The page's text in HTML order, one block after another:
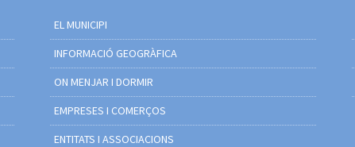
EL MUNICIPI
INFORMACIÓ GEOGRÀFICA
ON MENJAR I DORMIR
EMPRESES I COMERÇOS
ENTITATS I ASSOCIACIONS